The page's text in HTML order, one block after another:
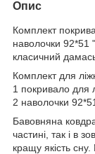
Опис
Комплект
наволочки 92*51
класичний
Комплект для
1 покривало для
2 наволочки 92*51
Бавовняна
частині, так і в
кращу якість